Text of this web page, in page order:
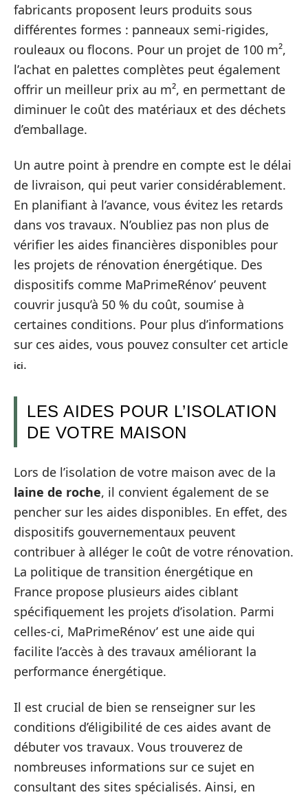
fabricants proposent leurs produits sous
différentes formes : panneaux semi-rigides,
rouleaux ou flocons. Pour un projet de 100 m²,
l’achat en palettes complètes peut également
offrir un meilleur prix au m², en permettant de
diminuer le coût des matériaux et des déchets
d’emballage.
Un autre point à prendre en compte est le délai
de livraison, qui peut varier considérablement.
En planifiant à l’avance, vous évitez les retards
dans vos travaux. N’oubliez pas non plus de
vérifier les aides financières disponibles pour
les projets de rénovation énergétique. Des
dispositifs comme MaPrimeRénov’ peuvent
couvrir jusqu’à 50 % du coût, soumise à
certaines conditions. Pour plus d’informations
sur ces aides, vous pouvez consulter cet article
ici.
LES AIDES POUR L’ISOLATION
DE VOTRE MAISON
Lors de l’isolation de votre maison avec de la
laine de roche, il convient également de se
pencher sur les aides disponibles. En effet, des
dispositifs gouvernementaux peuvent
contribuer à alléger le coût de votre rénovation.
La politique de transition énergétique en
France propose plusieurs aides ciblant
spécifiquement les projets d’isolation. Parmi
celles-ci, MaPrimeRénov’ est une aide qui
facilite l’accès à des travaux améliorant la
performance énergétique.
Il est crucial de bien se renseigner sur les
conditions d’éligibilité de ces aides avant de
débuter vos travaux. Vous trouverez de
nombreuses informations sur ce sujet en
consultant des sites spécialisés. Ainsi, en